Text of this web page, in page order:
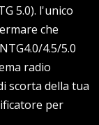
5.0). l'unico
che
4.5/5.0
radio
scorta della tua
per